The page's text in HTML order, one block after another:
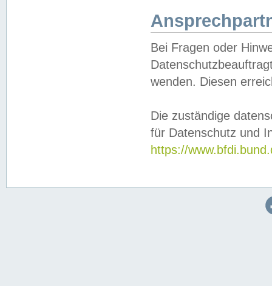
Bei Fragen oder
wenden. Diesen
Die zuständige
für Datenschutz und
https://